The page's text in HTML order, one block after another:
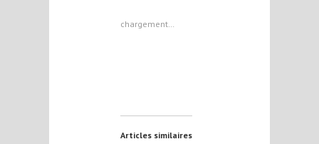
chargement…
Articles similaires